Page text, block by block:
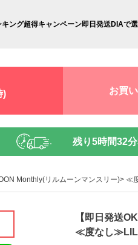
ング超得キャンペーン即日発送DIAで
) お買
残り5時間32
Monthly(リルムーンマンスリー) ≪
【即日発送
≪度なし